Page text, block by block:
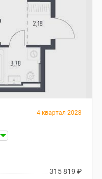
4 квартал 2028
315 819 ₽